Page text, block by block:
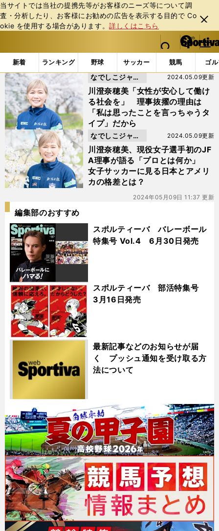
当サイトでは当社の提携先等がお客様のニーズ等について調
査・分析したり、お客様にお勧めの広告を表⽰する⽬的で Co
okie を使⽤する場合があります。詳しくはこちら
閉じ
る
web Sportiva (webスポルティーバ)
検索
マイペ
ー
ジ
メニュ
新着 ランキング 野球 サッカー 競馬 ゴ
b
ス
ポ
ル
テ
ィ
ー
バ
「#現役女子選手初」の最新ニュース・ 情報
川澄奈穂美「女性が安心して働け
る社会を」 理事抜擢の理由は
「私は思ったことを言っちゃうタ
イプ」だから
2024.05.09更新
なでしこジャパ
ン
川澄奈穂美、現役女子選手初のJF
A理事が語る「プロとは何か」
女子サッカーに見る日本とアメリ
カの格差とは？
2024.05.09更新
なでしこジャパ
ン
2024年05月09日 11:37 更新
編集部のおすすめ
スポルティーバ バレーボール
特集号 Vol.4 6月30日発売
スポルティーバ 部活特集号
3月16日発売
最新記事などのお知らせが届
く プッシュ通知を受け取る方
法について